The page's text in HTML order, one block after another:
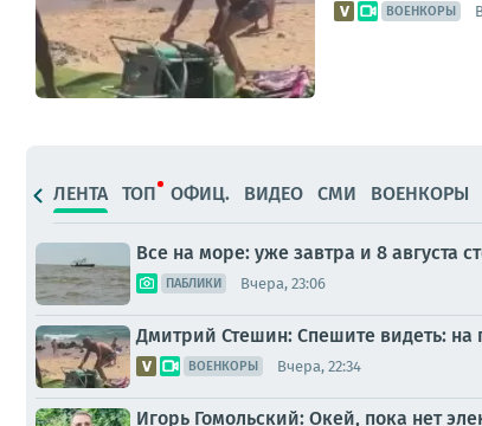
ВОЕНКОРЫ
ЛЕНТА ТОП ОФИЦ. ВИДЕО СМИ ВОЕНКОРЫ
Все на море: уже завтра и 8 августа
ПАБЛИКИ Вчера, 23:06
Дмитрий Стешин: Спешите видеть: на
ВОЕНКОРЫ Вчера, 22:34
Игорь Гомольский: Окей, пока нет